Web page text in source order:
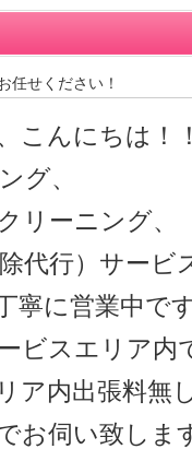
任せください！
こんにちは！
グ、
リーニング、
代行）サービ
寧に営業中で
ビスエリア内
ア内出張料無
お伺い致しま